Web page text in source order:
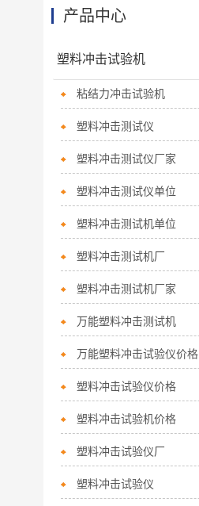
产品中心
塑料冲击试验机
粘结力冲击试验机
塑料冲击测试仪
塑料冲击测试仪厂家
塑料冲击测试仪单位
塑料冲击测试机单位
塑料冲击测试机厂
塑料冲击测试机厂家
万能塑料冲击测试机
万能塑料冲击试验仪价格
塑料冲击试验仪价格
塑料冲击试验机价格
塑料冲击试验仪厂
塑料冲击试验仪